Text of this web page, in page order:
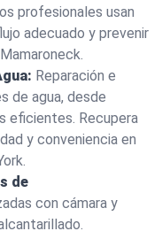
profesionales usan
adecuado y prevenir
Reparación e
de agua, desde
eficientes. Recupera
y conveniencia en
de
con cámara y